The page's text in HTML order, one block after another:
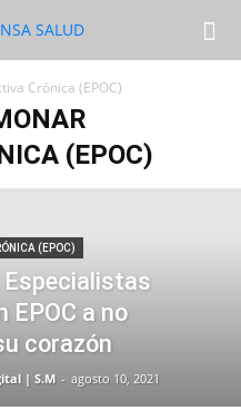
Crónica (EPOC)
(EPOC)
(EPOC)
Especialistas
EPOC a no
corazón
| S.M - agosto 10, 2021